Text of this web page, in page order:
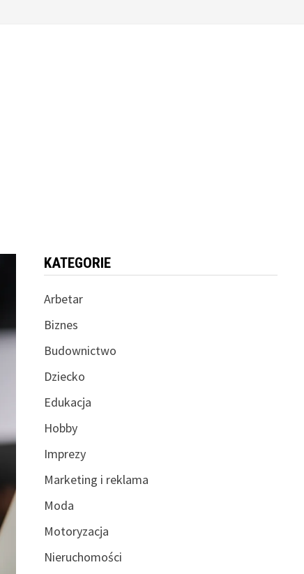
KATEGORIE
Arbetar
Biznes
Budownictwo
Dziecko
Edukacja
Hobby
Imprezy
Marketing i reklama
Moda
Motoryzacja
Nieruchomości